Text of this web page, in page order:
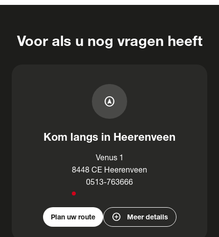
Voor als u nog vragen heeft
assistant_navigation
Kom langs in Heerenveen
Venus 1
8448 CE Heerenveen
0513-763666
Plan uw route add_circle Meer details